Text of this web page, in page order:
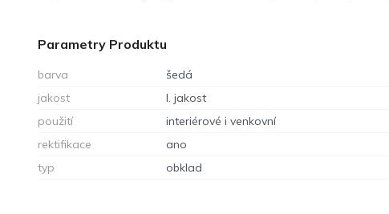
Parametry Produktu
barva šedá
jakost
I. jakost
použití
interiérové i venkovní
rektifikace
ano
typ
obklad